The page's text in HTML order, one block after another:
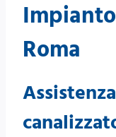
Roma